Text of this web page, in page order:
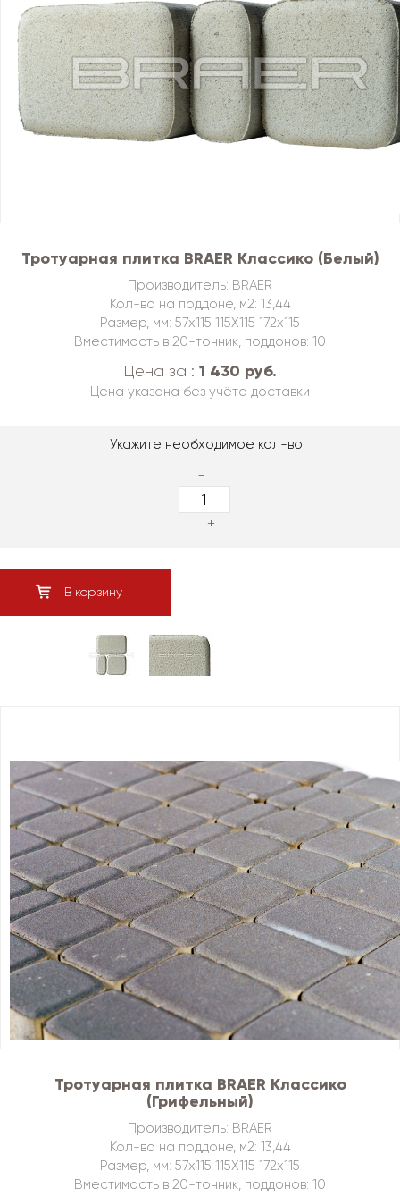
Тротуарная плитка BRAER Классико (Белый)
Производитель: BRAER
Кол-во на поддоне, м2: 13,44
Размер, мм: 57х115 115Х115 172х115
Вместимость в 20-тонник, поддонов: 10
Цена за : 1 430 руб.
Цена указана без учёта доставки
Укажите необходимое кол-во
-
+
В корзину
Тротуарная плитка BRAER Классико
(Грифельный)
Производитель: BRAER
Кол-во на поддоне, м2: 13,44
Размер, мм: 57х115 115Х115 172х115
Вместимость в 20-тонник, поддонов: 10